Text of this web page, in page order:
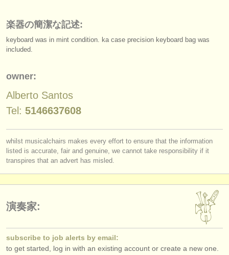
ユース オーケストラ
musicalchairs:
お問い合わせ
rss feeds
クラシック音楽ニュース
出版社:
掲載方法
ログイン
楽器の簡潔な記述:
keyboard was in mint condition. ka case precision keyboard bag was
included.
owner:
Alberto Santos
Tel: 5146637608
whilst musicalchairs makes every effort to ensure that the information
listed is accurate, fair and genuine, we cannot take responsibility if it
transpires that an advert has misled.
演奏家:
subscribe to job alerts by email:
to get started, log in with an existing account or create a new one.